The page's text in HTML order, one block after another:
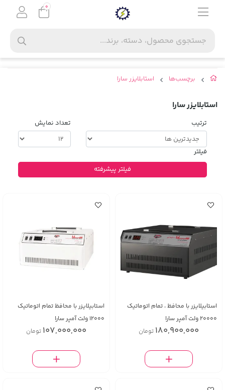
برچسب‌ها استابلایزر سارا
استابلایزر سارا
ترتیب تعداد نمایش
فیلتر
فیلتر پیشرفته
استابیلایزر با محافظ ، تمام اتوماتیک
20000 ولت آمپر سارا
180,900,000 تومان
استابیلایزر با محافظ تمام اتوماتیک
۱۲۰۰۰ ولت آمپر سارا
107,000,000 تومان
0